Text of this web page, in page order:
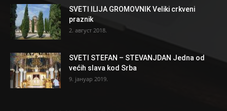
SVETI ILIJA GROMOVNIK Veliki crkveni
praznik
2. август 2018.
SVETI STEFAN – STEVANJDAN Jedna od
većih slava kod Srba
9. јануар 2019.